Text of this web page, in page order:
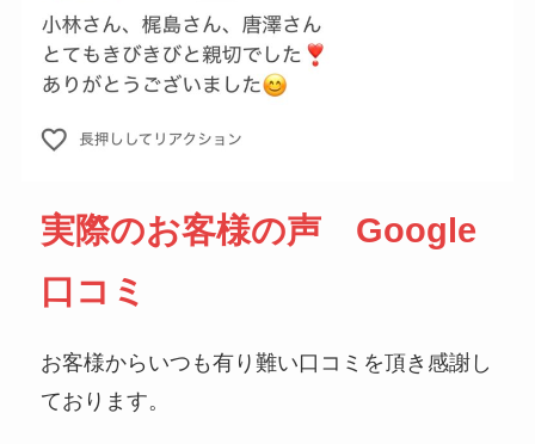
実際のお客様の声 Google
口コミ
お客様からいつも有り難い口コミを頂き感謝し
ております。